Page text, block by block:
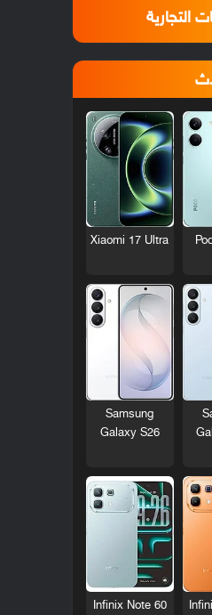
التجارية
Xiaomi 17 Ultra
Samsung
Galaxy S26
Infinix Note 60